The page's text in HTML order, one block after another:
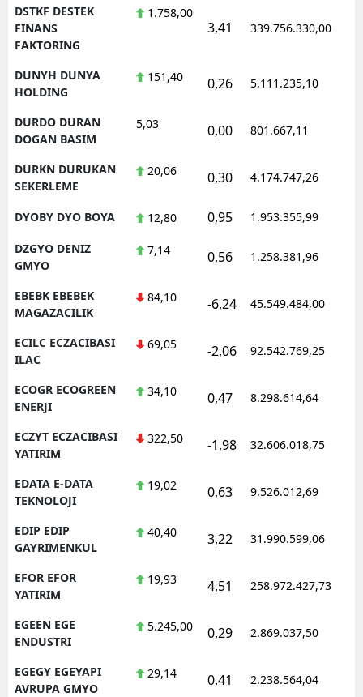
DSTKF DESTEK
FINANS
FAKTORING
1.758,00
3,41 339.756.330,00
DUNYH DUNYA
HOLDING
151,40 0,26 5.111.235,10
DURDO DURAN
DOGAN BASIM
5,03 0,00 801.667,11
DURKN DURUKAN
SEKERLEME
20,06 0,30 4.174.747,26
DYOBY DYO BOYA 12,80 0,95 1.953.355,99
DZGYO DENIZ
GMYO
7,14 0,56 1.258.381,96
EBEBK EBEBEK
MAGAZACILIK
84,10 -6,24 45.549.484,00
ECILC ECZACIBASI
ILAC
69,05 -2,06 92.542.769,25
ECOGR ECOGREEN
ENERJI
34,10 0,47 8.298.614,64
ECZYT ECZACIBASI
YATIRIM
322,50 -1,98 32.606.018,75
EDATA E-DATA
TEKNOLOJI
19,02 0,63 9.526.012,69
EDIP EDIP
GAYRIMENKUL
40,40 3,22 31.990.599,06
EFOR EFOR
YATIRIM
19,93 4,51 258.972.427,73
EGEEN EGE
ENDUSTRI
5.245,00 0,29 2.869.037,50
EGEGY EGEYAPI
AVRUPA GMYO
29,14 0,41 2.238.564,04